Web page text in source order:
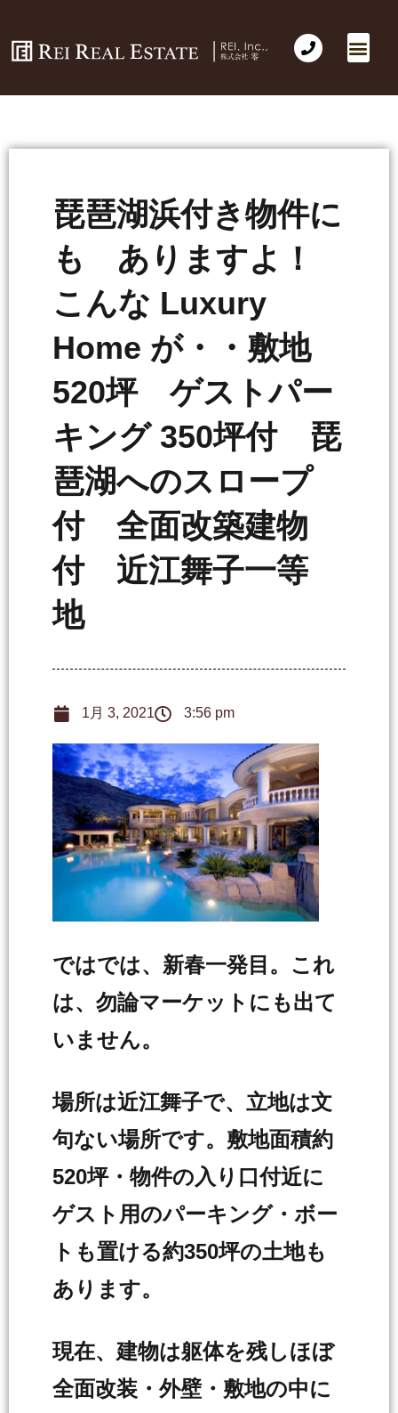
琵琶湖浜付き物件に
も ありますよ！
こんな Luxury
Home が・・敷地
520坪 ゲストパー
キング 350坪付 琵
琶湖へのスロープ
付 全面改築建物
付 近江舞子一等
地
1月 3, 2021 3:56 pm
ではでは、新春一発目。これ
は、勿論マーケットにも出て
いません。
場所は近江舞子で、立地は文
句ない場所です。敷地面積約
520坪・物件の入り口付近に
ゲスト用のパーキング・ボー
トも置ける約350坪の土地も
あります。
現在、建物は躯体を残しほぼ
全面改装・外壁・敷地の中に